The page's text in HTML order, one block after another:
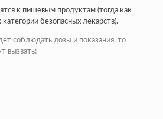
к пищевым продуктам (тогда как
категории безопасных лекарств).
соблюдать дозы и показания, то
вызвать: